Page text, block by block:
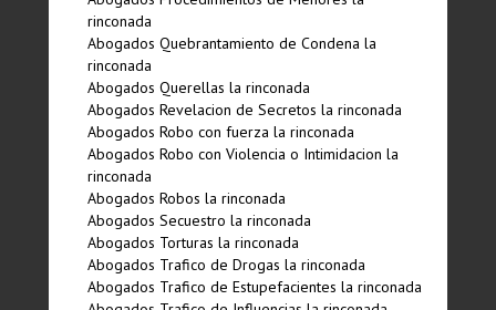
rinconada
Abogados Quebrantamiento de Condena la
rinconada
Abogados Querellas la rinconada
Abogados Revelacion de Secretos la rinconada
Abogados Robo con fuerza la rinconada
Abogados Robo con Violencia o Intimidacion la
rinconada
Abogados Robos la rinconada
Abogados Secuestro la rinconada
Abogados Torturas la rinconada
Abogados Trafico de Drogas la rinconada
Abogados Trafico de Estupefacientes la rinconada